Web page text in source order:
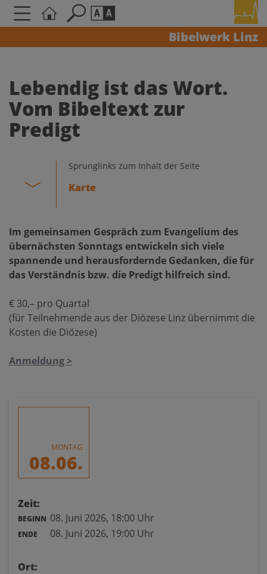
Bibelwerk Linz
Schriftgröße
AAA
Kontrasteinstellungen
Lebendig ist das Wort.
Vom Bibeltext zur
Predigt
Sprunglinks zum Inhalt der Seite
Karte
Im gemeinsamen Gespräch zum Evangelium des
übernächsten Sonntags entwickeln sich viele
spannende und herausfordernde Gedanken, die für
das Verständnis bzw. die Predigt hilfreich sind.
€ 30,– pro Quartal
(für Teilnehmende aus der Diözese Linz übernimmt die
Kosten die Diözese)
Anmeldung >
MONTAG
08.06.
Zeit:
BEGINN 08. Juni 2026, 18:00 Uhr
ENDE 08. Juni 2026, 19:00 Uhr
Ort: